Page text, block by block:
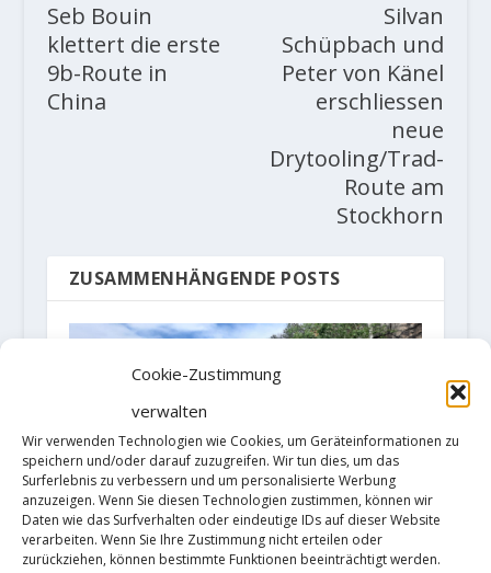
Cookie-Zustimmung
verwalten
Wir verwenden Technologien wie Cookies, um Geräteinformationen zu
speichern und/oder darauf zuzugreifen. Wir tun dies, um das
Surferlebnis zu verbessern und um personalisierte Werbung
anzuzeigen. Wenn Sie diesen Technologien zustimmen, können wir
Daten wie das Surfverhalten oder eindeutige IDs auf dieser Website
verarbeiten. Wenn Sie Ihre Zustimmung nicht erteilen oder
zurückziehen, können bestimmte Funktionen beeinträchtigt werden.
Seb Bouin
klettert die erste
9b-Route in
China
Silvan
Schüpbach und
Peter von Känel
erschliessen
neue
Drytooling/Trad-
Route am
Stockhorn
ZUSAMMENHÄNGENDE POSTS
Neues aus den Klettergegieten:
Die Zukunft des Klettern am
Holzberg wird sicherer